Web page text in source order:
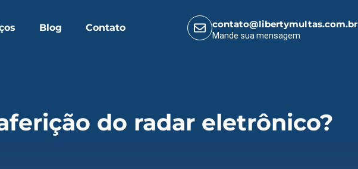
Blog Contato contato@libertymultas.com.br
Mande sua mensagem
do radar eletrônico?